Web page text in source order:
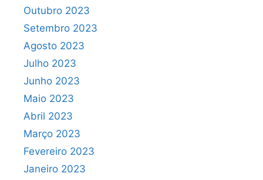
Outubro 2023
Setembro 2023
Agosto 2023
Julho 2023
Junho 2023
Maio 2023
Abril 2023
Março 2023
Fevereiro 2023
Janeiro 2023